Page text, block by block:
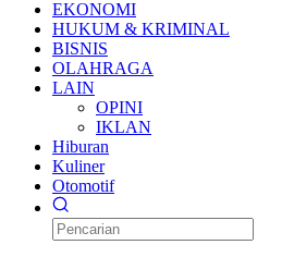
EKONOMI
HUKUM & KRIMINAL
BISNIS
OLAHRAGA
LAIN
OPINI
IKLAN
Hiburan
Kuliner
Otomotif